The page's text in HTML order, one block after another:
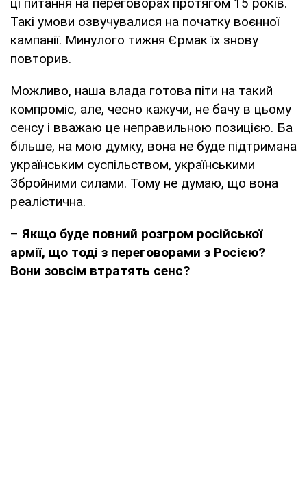
ці питання на переговорах протягом 15 років.
Такі умови озвучувалися на початку воєнної
кампанії. Минулого тижня Єрмак їх знову
повторив.
Можливо, наша влада готова піти на такий
компроміс, але, чесно кажучи, не бачу в цьому
сенсу і вважаю це неправильною позицією. Ба
більше, на мою думку, вона не буде підтримана
українським суспільством, українськими
Збройними силами. Тому не думаю, що вона
реалістична.
– Якщо буде повний розгром російської
армії, що тоді з переговорами з Росією?
Вони зовсім втратять сенс?